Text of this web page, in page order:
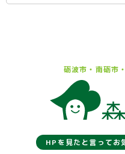
砺波市・南砺市
HPを見たと言ってお